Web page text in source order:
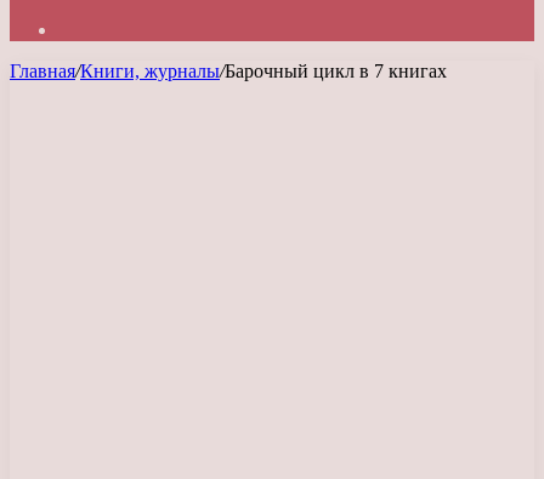
Главная/Книги, журналы/Барочный цикл в 7 книгах